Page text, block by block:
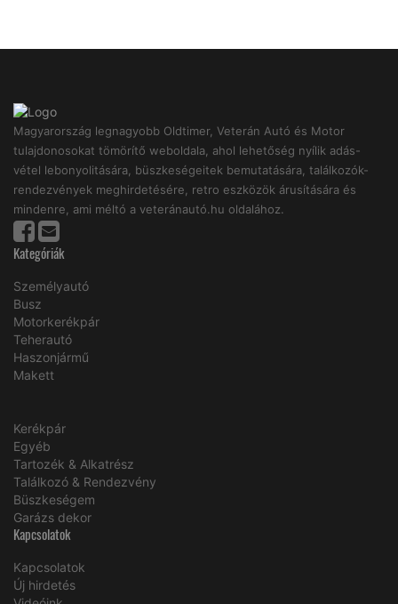
Magyarország legnagyobb Oldtimer, Veterán Autó és Motor
tulajdonosokat tömörítő weboldala, ahol lehetőség nyílik adás-
vétel lebonyolitására, büszkeségeitek bemutatására, találkozók-
rendezvények meghirdetésére, retro eszközök árusítására és
mindenre, ami méltó a veteránautó.hu oldalához.
Kategóriák
Személyautó
Busz
Motorkerékpár
Teherautó
Haszonjármű
Makett
Kerékpár
Egyéb
Tartozék & Alkatrész
Találkozó & Rendezvény
Büszkeségem
Garázs dekor
Kapcsolatok
Kapcsolatok
Új hirdetés